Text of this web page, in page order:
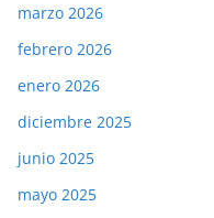
marzo 2026
febrero 2026
enero 2026
diciembre 2025
junio 2025
mayo 2025